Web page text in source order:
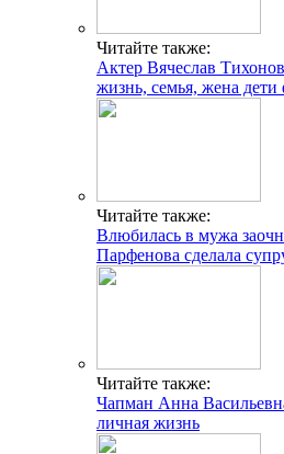
Читайте также:
Актер Вячеслав
жизнь, семья, жена дети
Читайте также:
Влюбилась в мужа
Парфенова сделала
Читайте также:
Чапман Анна
личная жизнь